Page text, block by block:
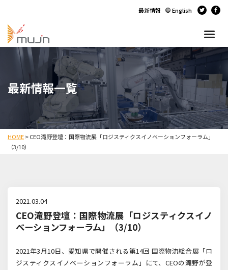
最新情報 English
最新情報一覧
HOME>CEO滝野登壇：国際物流展「ロジスティクスイノベーションフォーラム」
（3/10）
2021.03.04
CEO滝野登壇：国際物流展「ロジスティクスイノ
ベーションフォーラム」（3/10）
2021年3月10日、愛知県で開催される第14回 国際物流総合展「ロ
ジスティクスイノベーションフォーラム」にて、CEOの滝野が登